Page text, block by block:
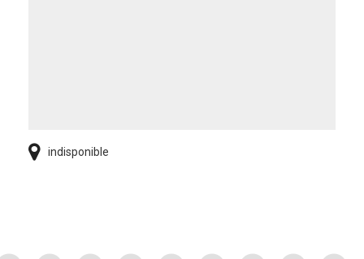
indisponible